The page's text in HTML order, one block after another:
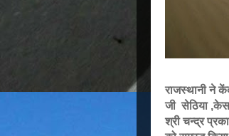
राजस्थानी ने
जी सेठिया
श्री चन्द्र